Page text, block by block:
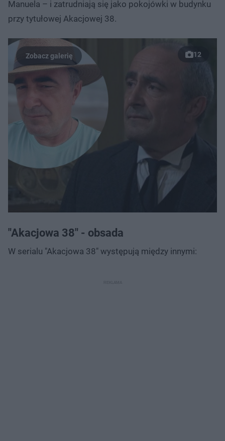
Manuela – i zatrudniają się jako pokojówki w budynku
przy tytułowej Akacjowej 38.
12
"Akacjowa 38" - obsada
W serialu "Akacjowa 38" występują między innymi: